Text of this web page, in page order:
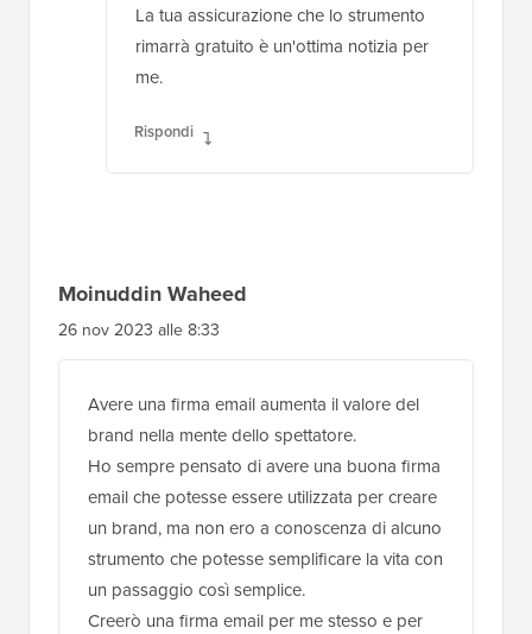
La tua assicurazione che lo strumento
rimarrà gratuito è un'ottima notizia per
me.
Rispondi
Moinuddin Waheed
26 nov 2023 alle 8:33
Avere una firma email aumenta il valore del
brand nella mente dello spettatore.
Ho sempre pensato di avere una buona firma
email che potesse essere utilizzata per creare
un brand, ma non ero a conoscenza di alcuno
strumento che potesse semplificare la vita con
un passaggio così semplice.
Creerò una firma email per me stesso e per